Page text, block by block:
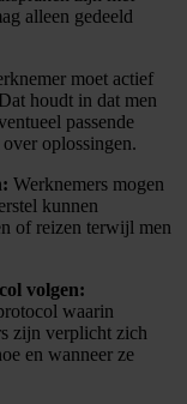
alleen gedeeld
moet actief
houdt in dat men
passende
oplossingen.
Werknemers mogen
kunnen
of reizen terwijl men
volgen:
waarin
zijn verplicht zich
en wanneer ze